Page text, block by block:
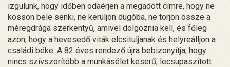
izgulunk, hogy időben odaérjen a megadott címre, hogy ne
kössön bele senki, ne kerüljön dugóba, ne törjön össze a
méregdrága szerkentyű, amivel dolgoznia kell, és főleg
azon, hogy a hevesedő viták elcsituljanak és helyreálljon a
családi béke. A 82 éves rendező újra bebizonyítja, hogy
nincs szívszorítóbb a munkásélet keserű, lecsupaszított